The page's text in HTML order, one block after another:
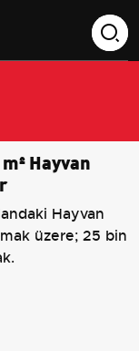
Hayvan
Hayvan
üzere; 25 bin